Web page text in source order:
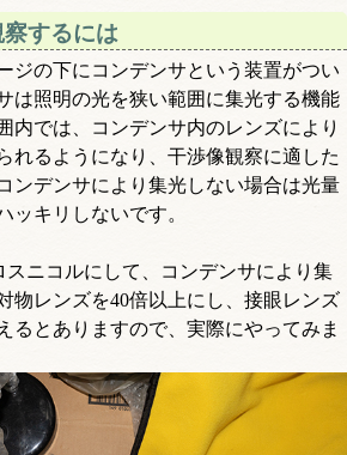
するには
ジの下にコンデンサという装置がつい
は照明の光を狭い範囲に集光する機能
内では、コンデンサ内のレンズにより
れるようになり、干渉像観察に適した
ンデンサにより集光しない場合は光量
ッキリしないです。
ニコルにして、コンデンサにより集
物レンズを40倍以上にし、接眼レンズ
るとありますので、実際にやってみま